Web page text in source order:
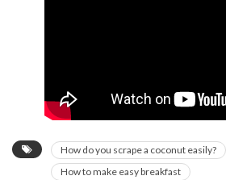
How do you scrape a coconut easily?
How to make easy breakfast